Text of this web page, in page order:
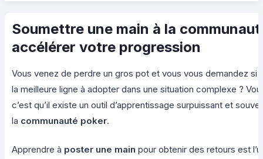
Soumettre une main à la
accélérer votre progression
Vous venez de perdre un gros pot et vous vous demandez si
la meilleure ligne à adopter dans une situation complexe ?
c’est qu’il existe un outil d’apprentissage surpuissant et
la communauté poker.
Apprendre à poster une main pour obtenir des retours est